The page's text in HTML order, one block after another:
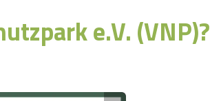
e.V. (VNP)?